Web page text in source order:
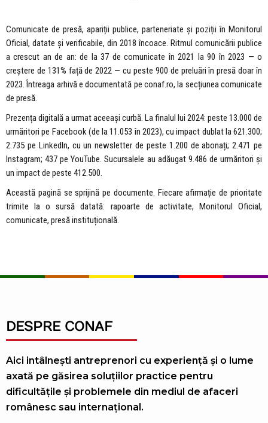
Comunicate de presă, apariții publice, parteneriate și poziții în Monitorul
Oficial, datate și verificabile, din 2018 încoace. Ritmul comunicării publice
a crescut an de an: de la 37 de comunicate în 2021 la 90 în 2023 — o
creștere de 131% față de 2022 — cu peste 900 de preluări în presă doar în
2023. Întreaga arhivă e documentată pe conaf.ro, la secțiunea comunicate
de presă.
Prezența digitală a urmat aceeași curbă. La finalul lui 2024: peste 13.000 de
urmăritori pe Facebook (de la 11.053 în 2023), cu impact dublat la 621.300;
2.735 pe LinkedIn, cu un newsletter de peste 1.200 de abonați; 2.471 pe
Instagram; 437 pe YouTube. Sucursalele au adăugat 9.486 de urmăritori și
un impact de peste 412.500.
Această pagină se sprijină pe documente. Fiecare afirmație de prioritate
trimite la o sursă datată: rapoarte de activitate, Monitorul Oficial,
comunicate, presă instituțională.
DESPRE CONAF
Aici intâlnești antreprenori cu experiență și o lume
axată pe găsirea soluțiilor practice pentru
dificultățile și problemele din mediul de afaceri
românesc sau internațional.